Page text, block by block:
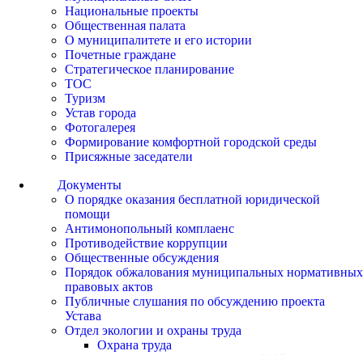
Национальные проекты
Общественная палата
О муниципалитете и его истории
Почетные граждане
Стратегическое планирование
ТОС
Туризм
Устав города
Фотогалерея
Формирование комфортной городской среды
Присяжные заседатели
Документы
О порядке оказания бесплатной юридической
помощи
Антимонопольный комплаенс
Противодействие коррупции
Общественные обсуждения
Порядок обжалования муниципальных нормативных
правовых актов
Публичные слушания по обсуждению проекта
Устава
Отдел экологии и охраны труда
Охрана труда